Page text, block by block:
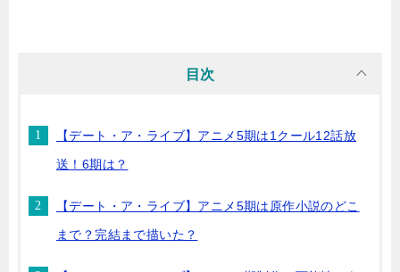
目次
【デート・ア・ライブ】アニメ5期は1クール12話放
送！6期は？
【デート・ア・ライブ】アニメ5期は原作小説のどこ
まで？完結まで描いた？